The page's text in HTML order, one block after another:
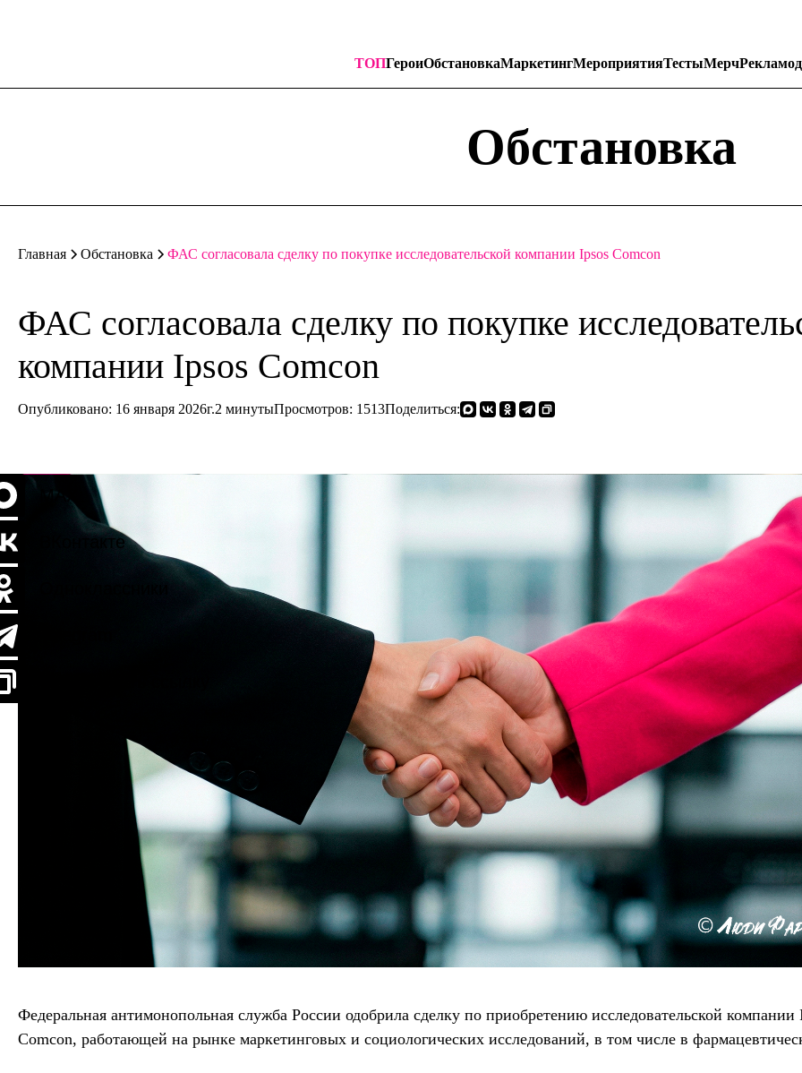
ТОПГероиОбстановкаМаркетингМероприятияТестыМерч
Обстановка
Главная Обстановка ФАС согласовала сделку по покупке исследовательской компании Ipsos Comcon
ФАС согласовала сделку по покупке
компании Ipsos Comcon
Опубликовано: 16 января 2026г.2 минутыПросмотров: 1513Поделиться:
MAX
ВКонтакте
Федеральная антимонопольная служба России одобрила сделку по приобретению исследовательской компании
Comcon, работающей на рынке маркетинговых и социологических исследований, в том числе в